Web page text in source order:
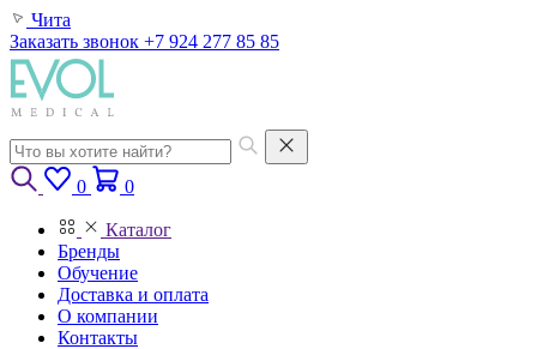
Чита
Заказать звонок +7 924 277 85 85
0 0
Каталог
Бренды
Обучение
Доставка и оплата
О компании
Контакты